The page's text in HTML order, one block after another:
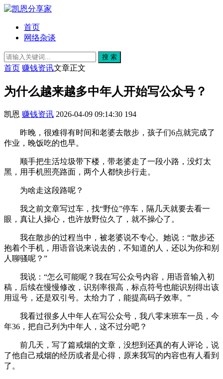
首页
网络杂谈
搜 索
首页 赚钱资讯文章正文
为什么越来越多中年人开始写公众号？
凯恩 赚钱资讯 2026-04-09 09:14:30 194
昨晚，很难得有时间和老婆去散步，孩子们6点就完成了
作业，晚饭吃的也早。
顺手把生活垃圾带下楼，带老婆走了一段小路，没灯太
黑，用手机照亮路面，两个人都快步行走。
为啥走这段路呢？
我之前文章写过车，找“野位”停车，隔几天就要去看一
眼，真让人操心，也许放野位久了，就不操心了。
我在散步的过程当中，被老婆说不专心。她说：“散步还
抱着个手机，用语音说来说去的，不知道的人，还以为你和别
人聊骚呢？”
我说：“怎么可能呢？我在写公众号内容，用语音输入初
稿，后续在慢慢修改，识别率很高，标点符号也能识别得出该
用逗号，还是双引号。太给力了，能提高码子效率。”
我看过很多人中年人在写公众号，我八零末班车一员，今
年36，把自己列为中年人，这不过分吧？
前几天，写了篇戒烟的文章，没想到还真的有人评论，说
了他自己戒烟的经历或者是心得，原来我写的内容也有人看到
了。